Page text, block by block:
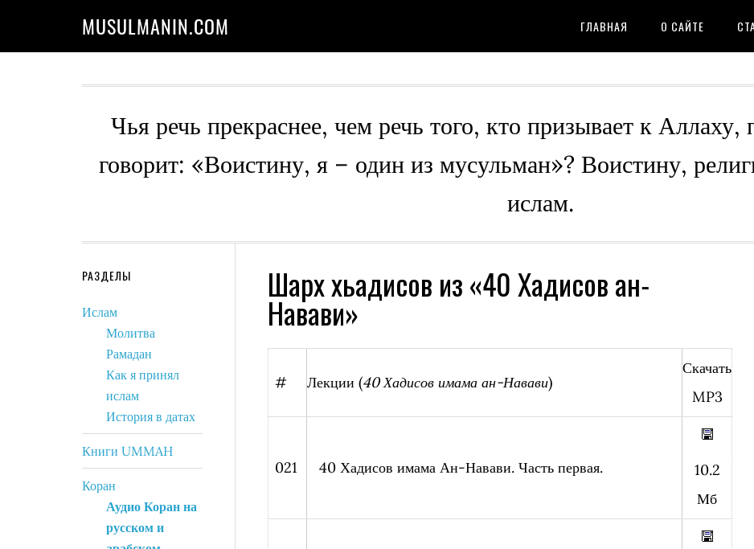
MUSULMANIN.COM ГЛАВНАЯ О САЙТЕ
Чья речь прекраснее, чем речь того, кто призывает к Аллаху,
говорит: «Воистину, я – один из мусульман»? Воистину,
ислам.
Шарх хьадисов из «40 Хадисов ан-
Навави»
# Лекции (40 Хадисов имама ан-Навави)
Скачать
MP3
021 40 Хадисов имама Ан-Навави. Часть первая.
10.2
Мб
РАЗДЕЛЫ
Ислам
Молитва
Рамадан
Как я принял
ислам
История в датах
Книги UMMAH
Коран
Аудио Коран на
русском и